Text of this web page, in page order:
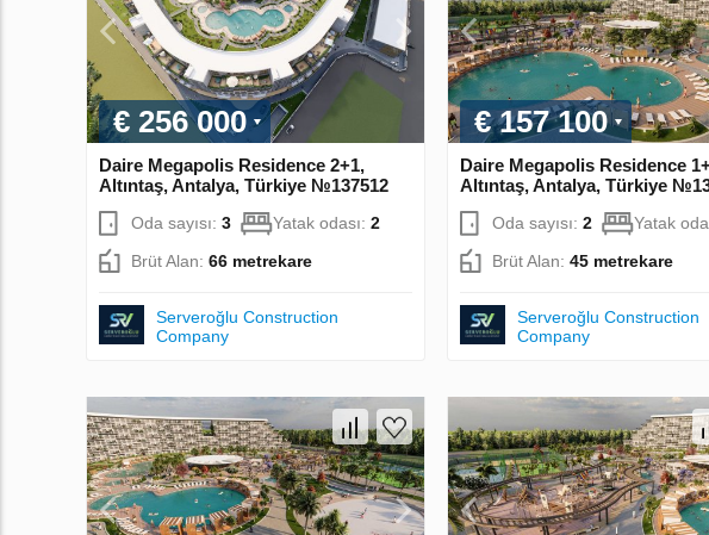
€ 256 000
Daire Megapolis Residence 2+1,
Altıntaş, Antalya, Türkiye №137512
Oda sayısı: 3 Yatak odası: 2
Brüt Alan: 66 metrekare
Serveroğlu Construction
Company
€ 157 100
Daire Megapolis Residence
Altıntaş, Antalya, Türkiye
Oda sayısı: 2 Yatak
Brüt Alan: 45 metrekare
Serveroğlu Construction
Company